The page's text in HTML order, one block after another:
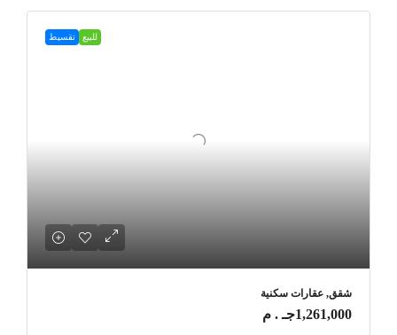
للبيع تقسيط
شقق, عقارات سكنية
1,261,000جـ . م